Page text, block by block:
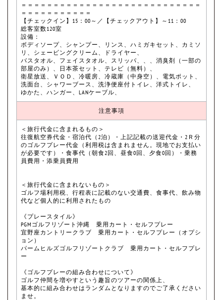
＝＝＝＝＝＝＝＝＝＝＝＝＝＝＝＝＝＝＝＝＝＝＝＝＝＝＝＝
＝＝＝＝＝＝＝＝＝＝＝
【チェックイン】15：00～／【チェックアウト】～11：00
総客室数120室
設備：
ボディソープ、シャンプー、リンス、ハミガキセット、カミソ
リ、シェービングクリーム、ドライヤー、
バスタオル、フェイスタオル、スリッパ、、、消臭剤（一部の
部屋のみ）、日本茶セット、テレビ（無料）、
衛星放送、ＶＯＤ、冷暖房、冷蔵庫（中身空）、電気ポット、
洗面台、シャワーブース、洗浄便座付トイレ、洋式トイレ、
ゆかた、ハンガー、LANケーブル、
注意事項
＜旅行代金に含まれるもの＞
往復航空券代金・宿泊代（2泊）・上記記載の送迎代金・2Ｒ分
のゴルフプレー代金（利用税は含まれません。現地でお支払い
が必要です）・食事代（朝食2回、昼食0回、夕食0回）・乗務
員費用・添乗員費用
＜旅行代金に含まれないもの＞
ゴルフ場利用税、行程表に記載のない交通費、食事代、飲み物
代など個人的に利用されたもの
《プレースタイル》
PGMゴルフリゾート沖縄 乗用カート・セルフプレー
宜野座カントリークラブ 乗用カート・セルフプレー（オプシ
ョン）
パームヒルズゴルフリゾートクラブ 乗用カート・セルフプレ
ー
《ゴルフプレーの組み合わせについて》
ゴルフ仲間を増やすという趣旨のツアーの関係上、
基本的に組み合わせはランダムとなりますのでご了承ください
ませ。